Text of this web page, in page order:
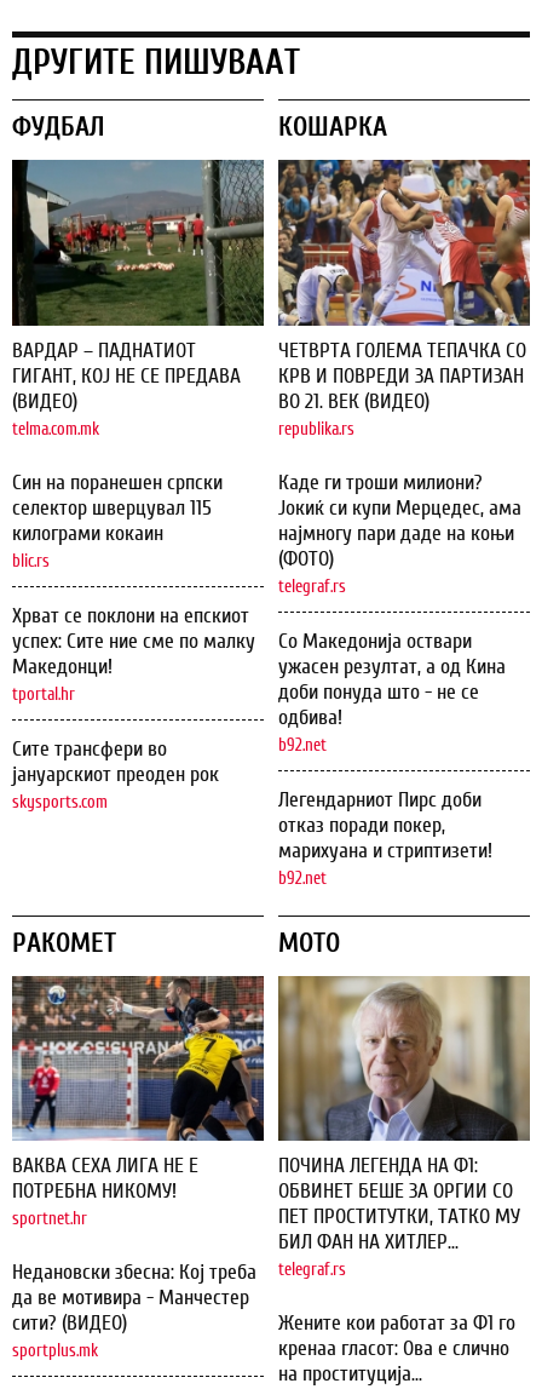
ДРУГИТЕ ПИШУВААТ
ФУДБАЛ
ВАРДАР – ПАДНАТИОТ
ГИГАНТ, КОЈ НЕ СЕ ПРЕДАВА
(ВИДЕО)
telma.com.mk
Син на поранешен српски
селектор шверцувал 115
килограми кокаин
blic.rs
Хрват се поклони на епскиот
успех: Сите ние сме по малку
Македонци!
tportal.hr
Сите трансфери во
јануарскиот преоден рок
skysports.com
КОШАРКА
ЧЕТВРТА ГОЛЕМА ТЕПАЧКА СО
КРВ И ПОВРЕДИ ЗА ПАРТИЗАН
ВО 21. ВЕК (ВИДЕО)
republika.rs
Каде ги троши милиони?
Јокиќ си купи Мерцедес, ама
најмногу пари даде на коњи
(ФОТО)
telegraf.rs
Со Македонија оствари
ужасен резултат, а од Кина
доби понуда што - не се
одбива!
b92.net
Легендарниот Пирс доби
отказ поради покер,
марихуана и стриптизети!
b92.net
РАКОМЕТ
ВАКВА СЕХА ЛИГА НЕ Е
ПОТРЕБНА НИКОМУ!
sportnet.hr
Недановски збесна: Кој треба
да ве мотивира - Манчестер
сити? (ВИДЕО)
sportplus.mk
МОТО
ПОЧИНА ЛЕГЕНДА НА Ф1:
ОБВИНЕТ БЕШЕ ЗА ОРГИИ СО
ПЕТ ПРОСТИТУТКИ, ТАТКО МУ
БИЛ ФАН НА ХИТЛЕР...
telegraf.rs
Жените кои работат за Ф1 го
кренаа гласот: Ова е слично
на проституција...